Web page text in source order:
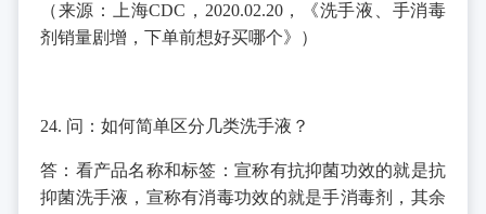
（来源：上海CDC，2020.02.20，《洗手液、手消毒
剂销量剧增，下单前想好买哪个》）
24. 问：如何简单区分几类洗手液？
答：看产品名称和标签：宣称有抗抑菌功效的就是抗
抑菌洗手液，宣称有消毒功效的就是手消毒剂，其余